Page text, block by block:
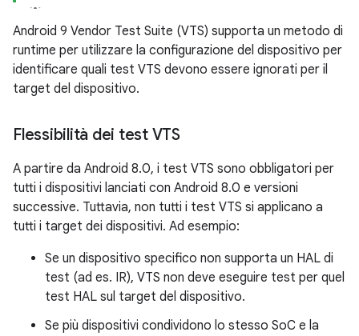
Android 9 Vendor Test Suite (VTS) supporta un metodo di
runtime per utilizzare la configurazione del dispositivo per
identificare quali test VTS devono essere ignorati per il
target del dispositivo.
Flessibilità dei test VTS
A partire da Android 8.0, i test VTS sono obbligatori per
tutti i dispositivi lanciati con Android 8.0 e versioni
successive. Tuttavia, non tutti i test VTS si applicano a
tutti i target dei dispositivi. Ad esempio:
Se un dispositivo specifico non supporta un HAL di
test (ad es. IR), VTS non deve eseguire test per quel
test HAL sul target del dispositivo.
Se più dispositivi condividono lo stesso SoC e la